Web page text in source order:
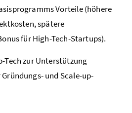
Vorteile (höhere
spätere
für High-Tech-Startups).
Tech zur Unterstützung
und Scale-up-